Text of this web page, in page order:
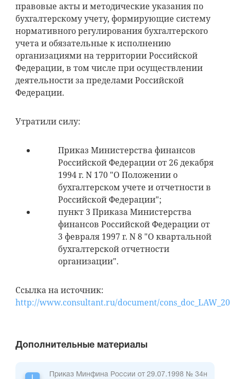
правовые акты и методические указания по
бухгалтерскому учету, формирующие систему
нормативного регулирования бухгалтерского
учета и обязательные к исполнению
организациями на территории Российской
Федерации, в том числе при осуществлении
деятельности за пределами Российской
Федерации.
Утратили силу:
Приказ Министерства финансов
Российской Федерации от 26 декабря
1994 г. N 170 "О Положении о
бухгалтерском учете и отчетности в
Российской Федерации";
пункт 3 Приказа Министерства
финансов Российской Федерации от
3 февраля 1997 г. N 8 "О квартальной
бухгалтерской отчетности
организации".
Ссылка на источник:
http://www.consultant.ru/document/
Дополнительные материалы
Приказ Минфина России от 29.07.1998 № 34н